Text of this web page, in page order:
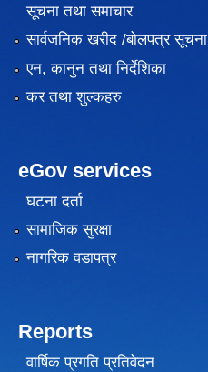
सूचना तथा समाचार
सार्वजनिक खरीद /बोलपत्र सूचना
एन, कानुन तथा निर्देशिका
कर तथा शुल्कहरु
eGov services
घटना दर्ता
सामाजिक सुरक्षा
नागरिक वडापत्र
Reports
वार्षिक प्रगति प्रतिवेदन